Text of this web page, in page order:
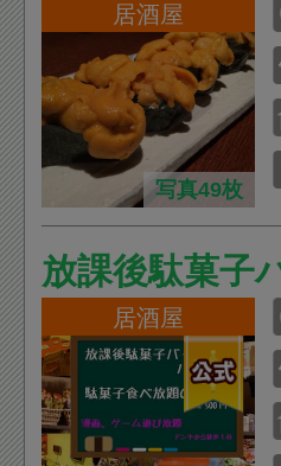
居酒屋
写真49枚
放課後駄菓子
居酒屋